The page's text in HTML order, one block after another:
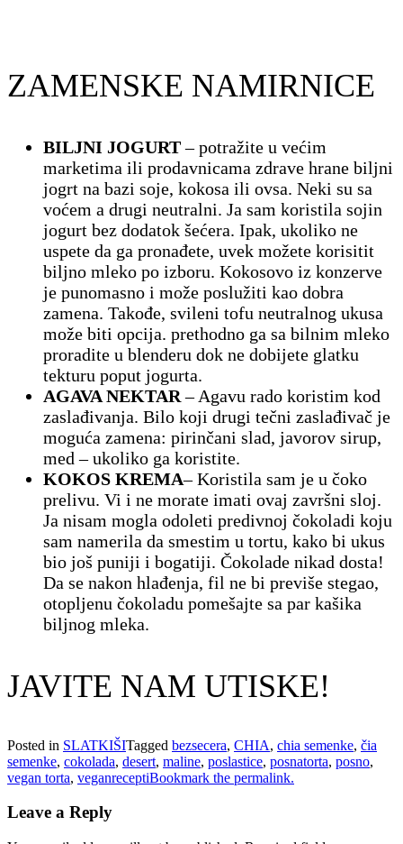
ZAMENSKE NAMIRNICE
BILJNI JOGURT– potražite u većim
marketima ili prodavnicama zdrave hrane biljni
jogrt na bazi soje, kokosa ili ovsa. Neki su sa
voćem a drugi neutralni. Ja sam koristila sojin
jogurt bez dodatok šećera. Ipak, ukoliko ne
uspete da ga pronađete, uvek možete korisitit
biljno mleko po izboru. Kokosovo iz konzerve
je punomasno i može poslužiti kao dobra
zamena. Takođe, svileni tofu neutralnog ukusa
može biti opcija. prethodno ga sa bilnim mleko
proradite u blenderu dok ne dobijete glatku
tekturu poput jogurta.
AGAVA NEKTAR – Agavu rado koristim kod
zaslađivanja. Bilo koji drugi tečni zaslađivač je
moguća zamena: pirinčani slad, javorov sirup,
med – ukoliko ga koristite.
KOKOS KREMA– Koristila sam je u čoko
prelivu. Vi i ne morate imati ovaj završni sloj.
Ja nisam mogla odoleti predivnoj čokoladi koju
sam namerila da smestim u tortu, kako bi ukus
bio još puniji i bogatiji. Čokolade nikad dosta!
Da se nakon hlađenja, fil ne bi previše stegao,
otopljenu čokoladu pomešajte sa par kašika
biljnog mleka.
JAVITE NAM UTISKE!
Posted in SLATKIŠITagged bezsecera, CHIA, chia semenke, čia
semenke, cokolada, desert, maline, poslastice, posnatorta, posno,
vegan torta, veganreceptiBookmark the permalink.
Leave a Reply